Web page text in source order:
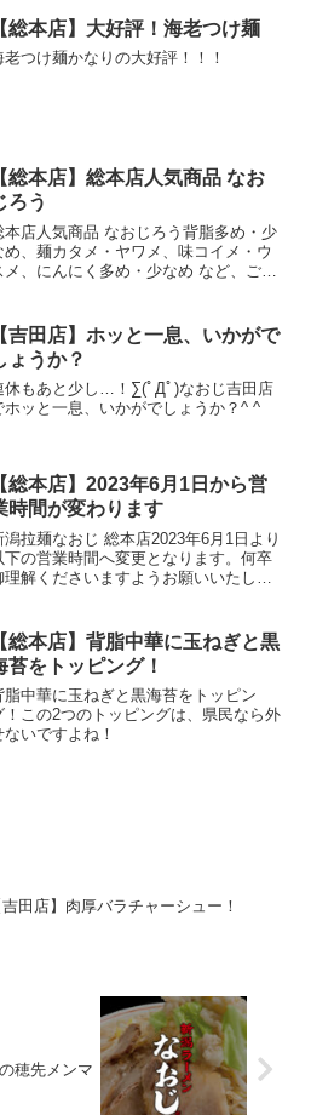
【総本店】大好評！海老つけ麺
老つけ麺かなりの大好評！！！
【総本店】総本店人気商品 なお
ろう
本店人気商品 なおじろう背脂多め・少
め、麺カタメ・ヤワメ、味コイメ・ウ
メ、にんにく多め・少なめ など、ご自
【吉田店】ホッと一息、いかがで
ょうか？
休もあと少し…！∑(ﾟДﾟ)なおじ吉田店
ホッと一息、いかがでしょうか？^ ^
【総本店】2023年6月1日から営
時間が変わります
潟拉麺なおじ 総本店2023年6月1日より
下の営業時間へ変更となります。何卒
理解くださいますようお願いいたしま
）11時00分～14時30分（...
【総本店】背脂中華に玉ねぎと黒
苔をトッピング！
脂中華に玉ねぎと黒海苔をトッピン
！この2つのトッピングは、県民なら外
ないですよね！
吉田店】肉厚バラチャーシュー！
穂先メンマ